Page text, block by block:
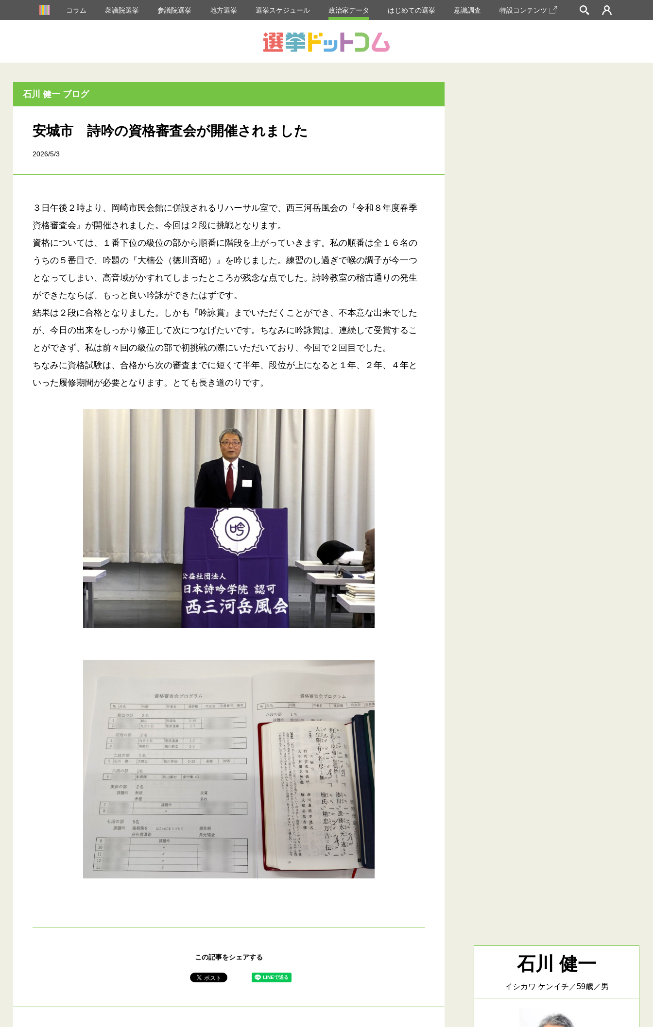
コラム 衆議院選挙 参議院選挙 地方選挙 選挙スケジュール 政治家データ はじめての選挙 意識調査 特設コンテンツ
石川 健一 ブログ
安城市 詩吟の資格審査会が開催されました
2026/5/3
３日午後２時より、岡崎市民会館に併設されるリハーサル室で、西三河岳風会の『令和８年度春季
資格審査会』が開催されました。今回は２段に挑戦となります。
資格については、１番下位の級位の部から順番に階段を上がっていきます。私の順番は全１６名の
うちの５番目で、吟題の『大楠公（徳川斉昭）』を吟じました。練習のし過ぎで喉の調子が今一つ
となってしまい、高音域がかすれてしまったところが残念な点でした。詩吟教室の稽古通りの発生
ができたならば、もっと良い吟詠ができたはずです。
結果は２段に合格となりました。しかも『吟詠賞』までいただくことができ、不本意な出来でした
が、今日の出来をしっかり修正して次につなげたいです。ちなみに吟詠賞は、連続して受賞するこ
とができず、私は前々回の級位の部で初挑戦の際にいただいており、今回で２回目でした。
ちなみに資格試験は、合格から次の審査までに短くて半年、段位が上になると１年、２年、４年と
いった履修期間が必要となります。とても長き道のりです。
この記事をシェアする 石川 健一
イシカワ ケンイチ／59歳／男